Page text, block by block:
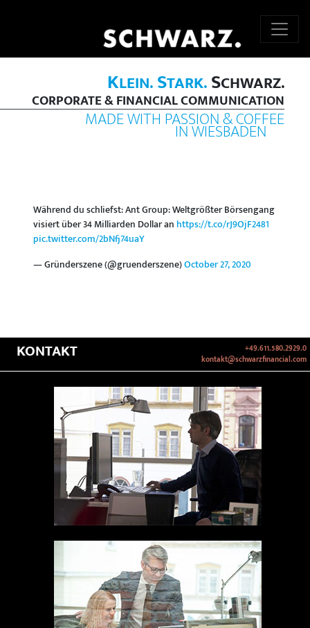
KLEIN.STARK.SCHWARZ.
CORPORATE & FINANCIAL COMMUNICATION
MADE WITH PASSION & COFFEE
IN WIESBADEN
Während du schliefst: Ant Group: Weltgrößter Börsengang
visiert über 34 Milliarden Dollar an https://t.co/rJ9OjF2481
pic.twitter.com/2bNfj74uaY
— Gründerszene (@gruenderszene)October 27, 2020
KONTAKT
+49.611.580.2929.0
kontakt@schwarzfinancial.com